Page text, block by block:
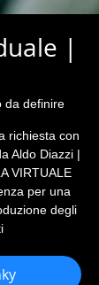
|
da definire
richiesta con
Aldo Diazzi |
VIRTUALE
per una
degli